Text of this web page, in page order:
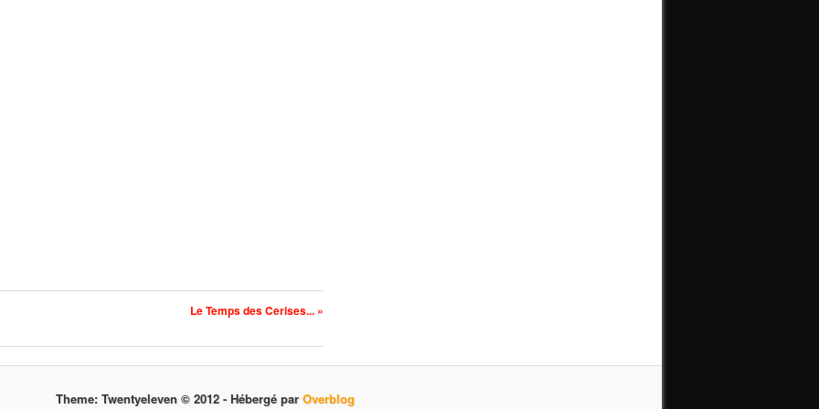
Le Temps des Cerises... »
Theme: Twentyeleven © 2012 - Hébergé par Overblog